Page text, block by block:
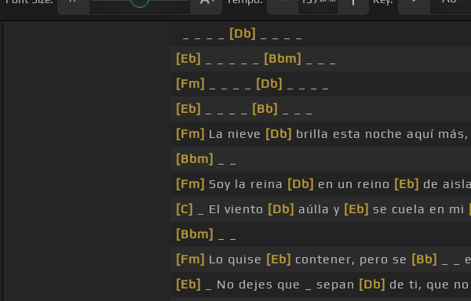
[Db]
[Eb]
[Bbm]
[Fm]
[Db]
[Eb]
[Bb]
[Fm] La nieve [Db] brilla esta noche aquí más,
[Bbm]
[Fm] Soy la reina [Db] en un reino [Eb] de
[C]
_ El viento [Db] aúlla y [Eb] se cuela en mi
[Bbm]
[Fm] Lo quise [Eb] contener, pero se [Bb]
_ _
[Eb]
_ No dejes que _ sepan [Db] de ti, que